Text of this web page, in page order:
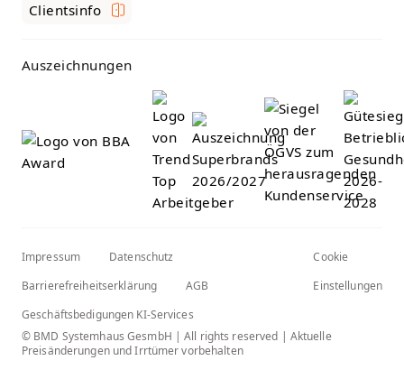
Clientsinfo
Auszeichnungen
Impressum
Datenschutz
Barrierefreiheitserklärung
AGB
Geschäftsbedigungen KI-Services
Cookie
Einstellungen
© BMD Systemhaus GesmbH | All rights reserved | Aktuelle
Preisänderungen und Irrtümer vorbehalten